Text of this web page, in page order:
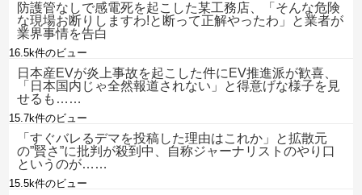
防護管なしで感電死を起こした某工務店、「そんな危険
な現場お断りしますわ!と断って正解やったわ」と業者が
業界事情を告白
16.5k件のビュー
日本産EVが炎上事故を起こした件にEV推進派が歓喜、
「日本国内じゃ全然報道されない」と得意げな様子を見
せるも……
15.7k件のビュー
「すぐバレるデマを投稿した理由はこれか」と拡散元
の”賢さ”に批判が殺到中、自称ジャーナリストのやり口
というのが……
15.5k件のビュー